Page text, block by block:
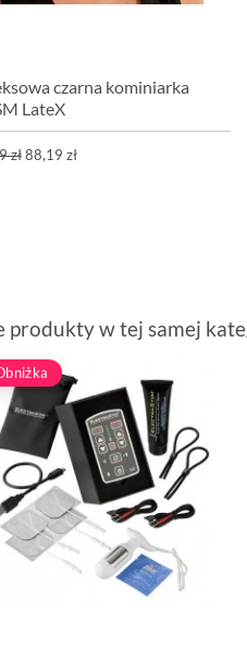
czarna kominiarka
LateX
zł88,19 zł
produkty w tej samej